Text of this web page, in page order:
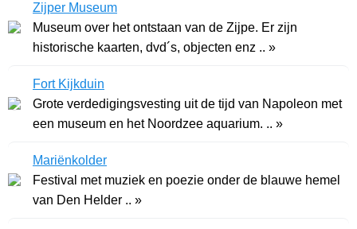
Zijper Museum
Museum over het ontstaan van de Zijpe. Er zijn
historische kaarten, dvd´s, objecten enz .. »
Fort Kijkduin
Grote verdedigingsvesting uit de tijd van Napoleon met
een museum en het Noordzee aquarium. .. »
Mariënkolder
Festival met muziek en poezie onder de blauwe hemel
van Den Helder .. »